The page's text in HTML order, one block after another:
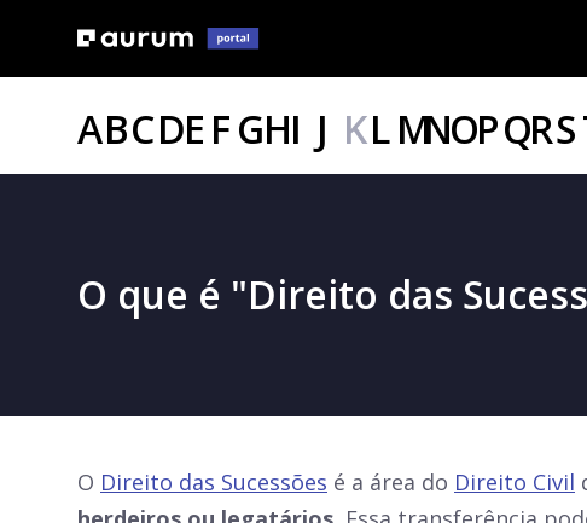
ABCDE FGHI J KLMNOPQRS
O que é "Direito das
O Direito das Sucessões é a área do Direito Civil